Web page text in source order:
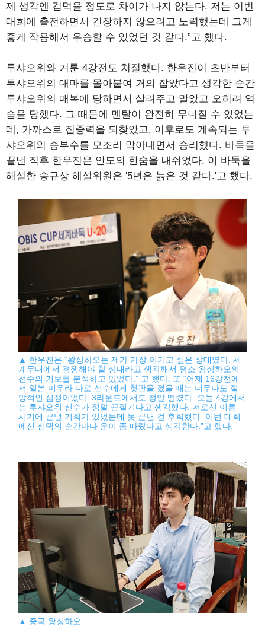
제 생각엔 겁먹을 정도로 차이가 나지 않는다. 저는 이번
대회에 출전하면서 긴장하지 않으려고 노력했는데 그게
좋게 작용해서 우승할 수 있었던 것 같다.”고 했다.
투샤오위와 겨룬 4강전도 처절했다. 한우진이 초반부터
투샤오위의 대마를 몰아붙여 거의 잡았다고 생각한 순간
투샤오위의 매복에 당하면서 살려주고 말았고 오히려 역
습을 당했다. 그 때문에 멘탈이 완전히 무너질 수 있었는
데, 가까스로 집중력을 되찾았고, 이후로도 계속되는 투
샤오위의 승부수를 모조리 막아내면서 승리했다. 바둑을
끝낸 직후 한우진은 안도의 한숨을 내쉬었다. 이 바둑을
해설한 송규상 해설위원은 '5년은 늙은 것 같다.'고 했다.
▲ 한우진은 “왕싱하오는 제가 가장 이기고 싶은 상대였다. 세
계무대에서 경쟁해야 할 상대라고 생각해서 평소 왕싱하오의
선수의 기보를 분석하고 있었다.” 고 했다. 또 “어제 16강전에
서 일본 미우라 다로 선수에게 첫판을 졌을 때는 너무나도 절
망적인 심정이었다. 3라운드에서도 정말 떨렸다. 오늘 4강에서
는 투샤오위 선수가 정말 끈질기다고 생각했다. 저로선 이른
시기에 끝낼 기회가 있었는데 못 끝낸 걸 후회했다. 이번 대회
에선 선택의 순간마다 운이 좀 따랐다고 생각한다.”고 했다.
▲ 중국 왕싱하오.